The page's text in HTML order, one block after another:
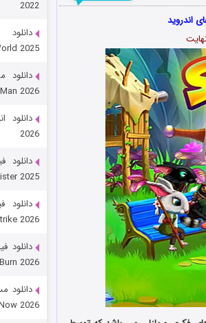
2022
2025
2026
2026
2025
2026
دانلود
2026
2026